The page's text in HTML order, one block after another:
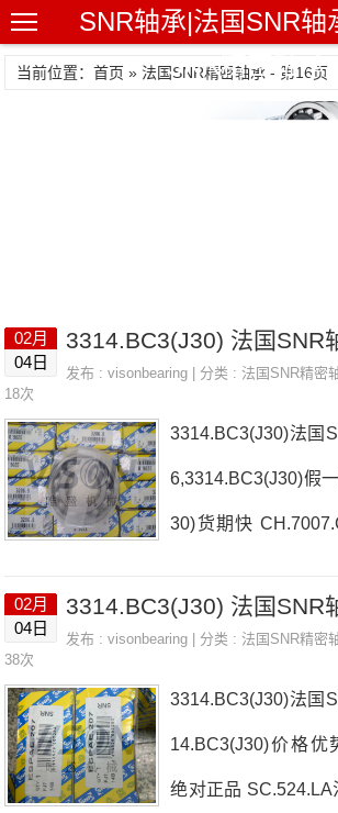
SNR轴承|法国SNR轴
SNR精密轴承
当前位置：首页 » 法国SNR精密轴承 - 第16页
02月
04日
发布 :visonbearing | 分类 :法国SNR精密
18次
3314.BC3(J30)法国
6,3314.BC3(J30)假
30)货期快
0法国SNR轴承
BC3(J30)价格
型号推荐：
02月
04日
发布 :visonbearing | 分类 :法国SNR精密
38次
3314.BC3(J30)法国
14.BC3(J30)价格优
绝对正品